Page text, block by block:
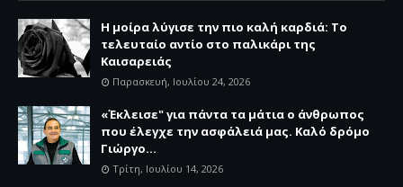
Η μοίρα λύγισε την πιο καλή καρδιά: Το
τελευταίο αντίο στο παλικάρι της
Καισαρειάς
Παρασκευή, Ιουλίου 24, 2026
«Έκλεισε" για πάντα τα μάτια ο άνθρωπος
που έλεγχε την ασφάλειά μας. Καλό δρόμο
Γιώργο...
Τρίτη, Ιουλίου 14, 2026